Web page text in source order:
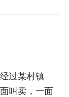
过某村镇
叫卖，一面